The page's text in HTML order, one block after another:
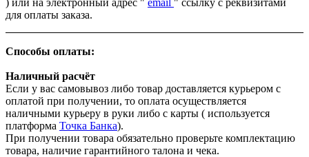
для оплаты заказа.
Способы оплаты:
Наличный расчёт
Если у вас самовывоз либо товар доставляется курьером с
оплатой при получении, то оплата осуществляется
наличными курьеру в руки либо с карты ( используется
платформа Точка Банка).
При получении товара обязательно проверьте комплектацию
товара, наличие гарантийного талона и чека.